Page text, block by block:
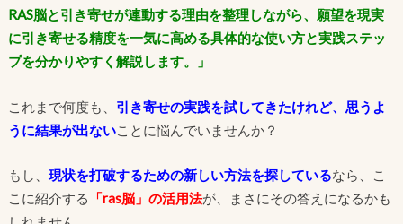
RAS脳と引き寄せが連動する理由を整理しながら、願望を現実
に引き寄せる精度を一気に高める具体的な使い方と実践ステッ
プを分かりやすく解説します。」
これまで何度も、 引き寄せの実践を試してきたけれど、思うよ
うに結果が出ないことに悩んでいませんか？
もし、 現状を打破するための新しい方法を探しているなら、こ
こに紹介する
「ras脳」の活用法が、まさにその答えになるかも